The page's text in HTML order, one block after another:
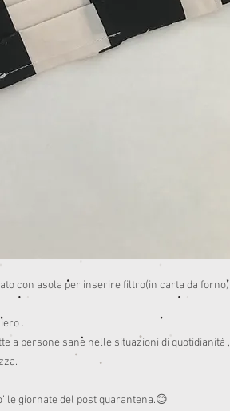
con asola per inserire filtro(in carta da forno)
.
a persone sane nelle situazioni di quotidianità ,
le giornate del post quarantena.😊